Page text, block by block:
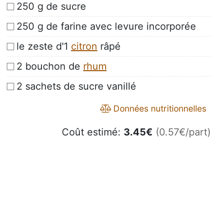
250 g de sucre
250 g de farine avec levure incorporée
le zeste d'1 citron râpé
2 bouchon de rhum
2 sachets de sucre vanillé
Données nutritionnelles
Coût estimé: 3.45€ (0.57€/part)